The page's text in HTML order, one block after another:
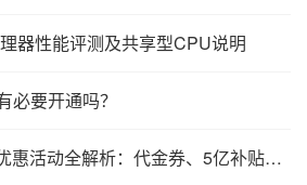
器性能评测及共享型CPU说明
必要开通吗？
2024年阿里云618优惠活动全解析：代金券、5亿补贴和价格表